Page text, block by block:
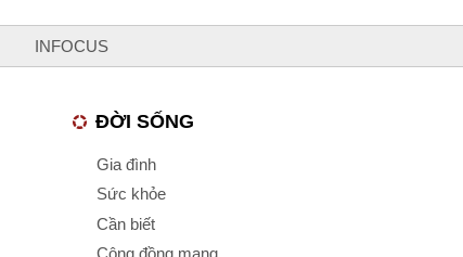
INFOCUS
ĐỜI SỐNG
Gia đình
Sức khỏe
Cần biết
Cộng đồng mạng